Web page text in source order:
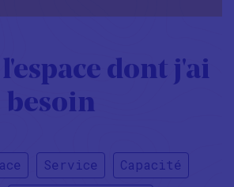
dont j'ai
besoin
Service
Capacité